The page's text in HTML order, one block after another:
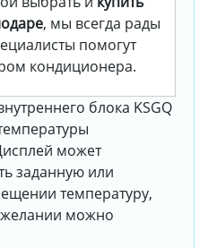
, мы всегда рады
помогут
кондиционера.
блока KSGQ
может
заданную или
температуру,
желании можно